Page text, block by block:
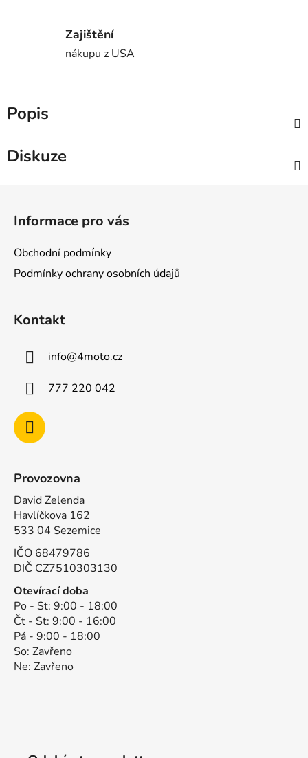
Zajištění
nákupu z USA
Popis
Diskuze
Informace pro vás
Obchodní podmínky
Podmínky ochrany osobních údajů
Kontakt
info@4moto.cz
777 220 042
Provozovna
David Zelenda
Havlíčkova 162
533 04 Sezemice
IČO 68479786
DIČ CZ7510303130
Otevírací doba
Po - St: 9:00 - 18:00
Čt - St: 9:00 - 16:00
Pá - 9:00 - 18:00
So: Zavřeno
Ne: Zavřeno